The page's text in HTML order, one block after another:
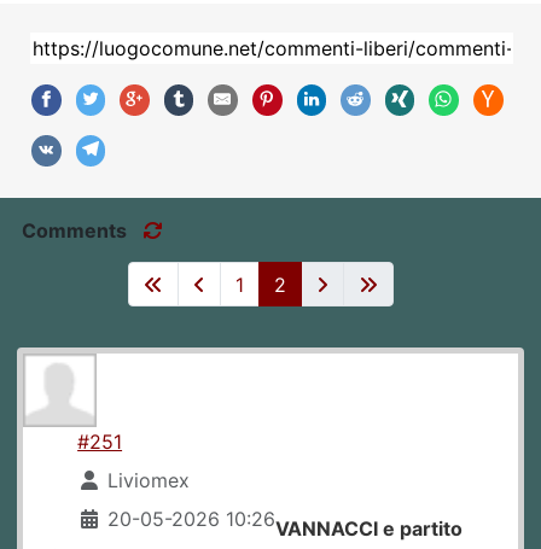
Comments
1 2
#251
Liviomex
20-05-2026 10:26VANNACCI e partito